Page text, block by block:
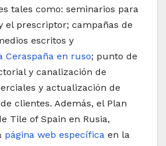
tales como: seminarios para
el prescriptor; campañas de
escritos y
Ceraspaña en ruso; punto de
y canalización de
y actualización de
clientes. Además, el Plan
Tile of Spain en Rusia,
página web específica en la